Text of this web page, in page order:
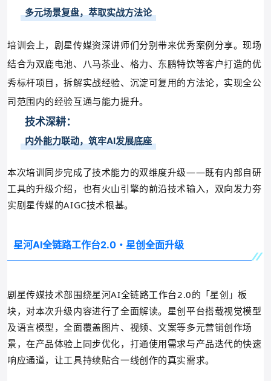
多元场景复盘，萃取实战方法论
培训会上，剧星传媒资深讲师们分别带来优秀案例分享。现场
结合为双鹿电池、
八马茶业、 格力、 东鹏特饮等客户打造的优
秀标杆项目，拆解实战经验、沉淀可复用的方法论，实现全公
司范围内的经验互通与能力提升。
技术深耕：
内外能力联动，筑牢AI发展底座
本次培训同步完成了技术能力的双维度升级——既有内部自研
工具的升级介绍，也有火山引擎的前沿技术输入，双向发力夯
实剧星传媒的AIGC技术根基。
星河AI全链路工作台2.0・星创全面升级
剧星传媒技术部围绕星河AI全链路工作台2.0的 「星创 」板
块，对本次升级内容进行了全面解读。 星创平台搭载视觉模型
及语言模型，全面覆盖图片、视频、文案等多元营销创作场
景，在产品体验上同步优化，打通使用需求与产品迭代的快速
响应通道，让工具持续贴合一线创作的真实需求。